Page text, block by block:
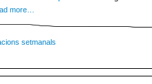
more…
setmanals